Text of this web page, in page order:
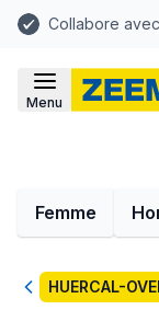
Collabore
Menu
Femme
RetourHUERCAL-